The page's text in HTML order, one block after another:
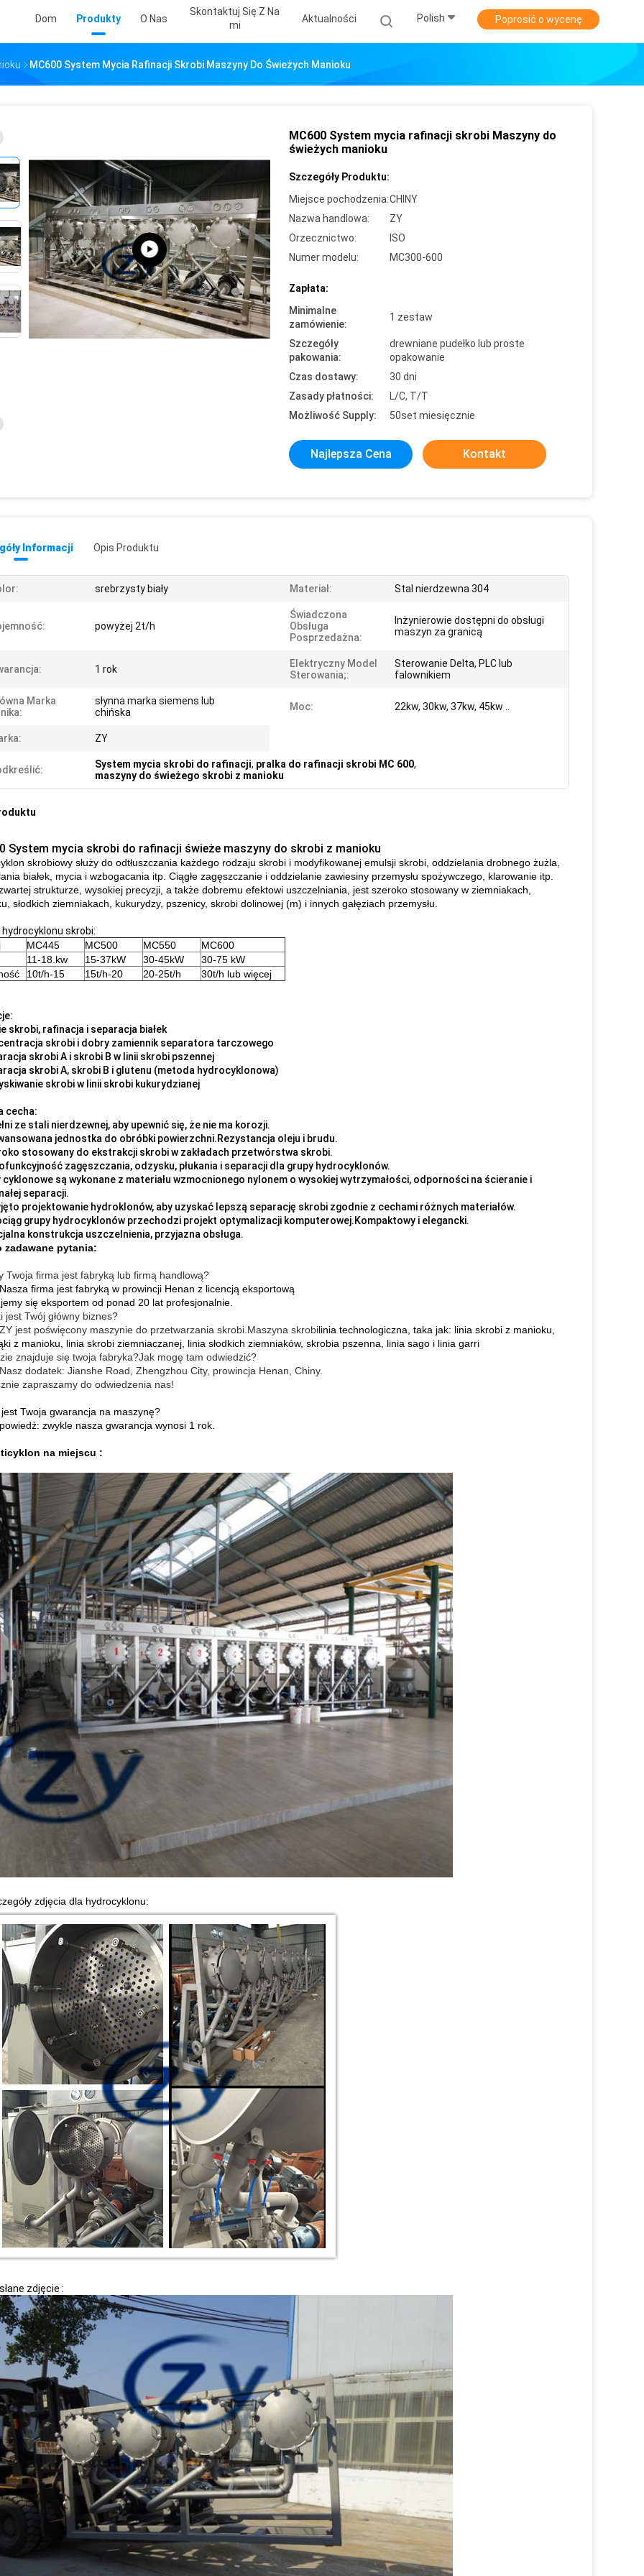
Dom Produkty O Nas
Skontaktuj Się Z Na
Mi
Aktualności Polish Poprosić o wycenę
MC600 System Mycia Rafinacji Skrobi Maszyny Do Świeżych Manioku
MC600 System mycia rafinacji skrobi Maszyny do
świeżych manioku
Szczegóły Produktu:
Miejsce pochodzenia:CHINY
Nazwa handlowa:
ZY
Orzecznictwo:
ISO
Numer modelu:
MC300-600
Zapłata:
Minimalne
zamówienie:
1 zestaw
Szczegóły
pakowania:
drewniane pudełko lub proste
opakowanie
Czas dostawy:
30 dni
Zasady płatności:
L/C, T/T
Możliwość Supply:
50set miesięcznie
Najlepsza Cena Kontakt
Informacji Opis Produktu
srebrzysty biały Materiał: Stal nierdzewna 304
powyżej 2t/h
Świadczona
Obsługa
Posprzedażna:
Inżynierowie dostępni do obsługi
maszyn za granicą
1 rok
Elektryczny Model
Sterowania;:
Sterowanie Delta, PLC lub
falownikiem
Marka
słynna marka siemens lub
chińska
Moc: 22kw, 30kw, 37kw, 45kw ..
ZY
System mycia skrobi do rafinacji, pralka do rafinacji skrobi MC 600,
maszyny do świeżego skrobi z manioku
System mycia skrobi do rafinacji świeże maszyny do skrobi z manioku
skrobiowy służy do odtłuszczania każdego rodzaju skrobi i modyfikowanej emulsji skrobi, oddzielania drobnego żużla,
białek, mycia i wzbogacania itp. Ciągłe zagęszczanie i oddzielanie zawiesiny przemysłu spożywczego, klarowanie itp.
strukturze, wysokiej precyzji, a także dobremu efektowi uszczelniania, jest szeroko stosowany w ziemniakach,
słodkich ziemniakach, kukurydzy, pszenicy, skrobi dolinowej (m) i innych gałęziach przemysłu.
hydrocyklonu skrobi:
MC445 MC500 MC550
MC600
11-18.kw
15-37kW 30-45kW
30-75 kW
10t/h-15 15t/h-20 20-25t/h 30t/h lub więcej
skrobi, rafinacja i separacja białek
skrobi i dobry zamiennik separatora tarczowego
skrobi A i skrobi B w linii skrobi pszennej
skrobi A, skrobi B i glutenu (metoda hydrocyklonowa)
skrobi w linii skrobi kukurydzianej
cecha:
ze stali nierdzewnej, aby upewnić się, że nie ma korozji.
jednostka do obróbki powierzchni.Rezystancja oleju i brudu.
stosowany do ekstrakcji skrobi w zakładach przetwórstwa skrobi.
zagęszczania, odzysku, płukania i separacji dla grupy hydrocyklonów.
cyklonowe są wykonane z materiału wzmocnionego nylonem o wysokiej wytrzymałości, odporności na ścieranie i
separacji.
projektowanie hydroklonów, aby uzyskać lepszą separację skrobi zgodnie z cechami różnych materiałów.
grupy hydrocyklonów przechodzi projekt optymalizacji komputerowej.Kompaktowy i elegancki.
konstrukcja uszczelnienia, przyjazna obsługa.
zadawane pytania:
Twoja firma jest fabryką lub firmą handlową?
firma jest fabryką w prowincji Henan z licencją eksportową
się eksportem od ponad 20 lat profesjonalnie.
jest Twój główny biznes?
jest poświęcony maszynie do przetwarzania skrobi.Maszyna skrobilinia technologiczna, taka jak: linia skrobi z manioku,
z manioku, linia skrobi ziemniaczanej, linia słodkich ziemniaków, skrobia pszenna, linia sago i linia garri
znajduje się twoja fabryka?Jak mogę tam odwiedzić?
dodatek: Jianshe Road, Zhengzhou City, prowincja Henan, Chiny.
zapraszamy do odwiedzenia nas!
Twoja gwarancja na maszynę?
zwykle nasza gwarancja wynosi 1 rok.
na miejscu :
zdjęcia dla hydrocyklonu:
zdjęcie :